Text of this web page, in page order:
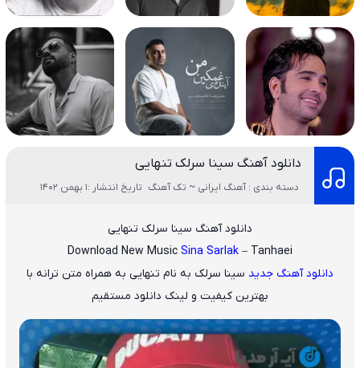
دانلود آهنگ سینا سرلک تنهایی
دسته بندی : آهنگ ایرانی ~ تک آهنگ تاریخ انتشار :1 بهمن 1402
دانلود آهنگ سینا سرلک تنهایی
Download New Music Sina Sarlak – Tanhaei
دانلود آهنگ جدید سینا سرلک به نام تنهایی به همراه متن ترانه با
بهترین کیفیت و لینک دانلود مستقیم